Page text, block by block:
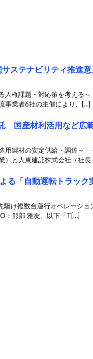
ステナビリティ推進
人権課題・対応策を考え
事業者6社の主催により、[…]
国産材利活用など広
用製材の安定供給・調達
）と大東建託株式会社（社長
る「自動運転トラック
駆け複数台運行オペレーシ
：熊部 雅友、以下「T[…]